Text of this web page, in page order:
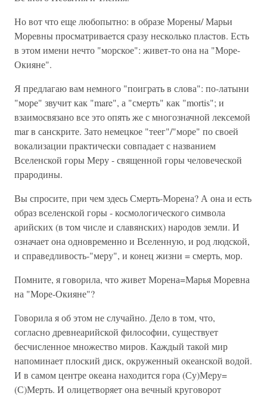
Но вот что еще любопытно: в образе Морены/ Марьи
Моревны просматривается сразу несколько пластов. Есть
в этом имени нечто "морское": живет-то она на "Море-
Окияне".
Я предлагаю вам немного "поиграть в слова": по-латыни
"море" звучит как "mare", а "смерть" как "mortis"; и
взаимосвязано все это опять же с многозначной лексемой
mar в санскрите. Зато немецкое "теег"/"море" по своей
вокализации практически совпадает с названием
Вселенской горы Меру - священной горы человеческой
прародины.
Вы спросите, при чем здесь Смерть-Морена? А она и есть
образ вселенской горы - космологического символа
арийских (в том числе и славянских) народов земли. И
означает она одновременно и Вселенную, и род людской,
и справедливость-"меру", и конец жизни = смерть, мор.
Помните, я говорила, что живет Морена=Марья Моревна
на "Море-Окияне"?
Говорила я об этом не случайно. Дело в том, что,
согласно древнеарийской философии, существует
бесчисленное множество миров. Каждый такой мир
напоминает плоский диск, окруженный океанской водой.
И в самом центре океана находится гора (Су)Меру=
(С)Мерть. И олицетворяет она вечный круговорот